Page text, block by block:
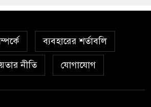
ব্যবহারের শর্তাবলি
নীতি যোগাযোগ